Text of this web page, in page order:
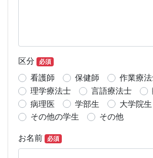
区分 必須
看護師 保健師
作業療
理学療法士
言語療法士
病理医
学部生
大学院生
その他の学生
その他
お名前 必須